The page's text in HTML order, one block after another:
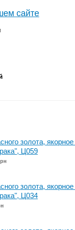
сайте
золота,
Ц059
золота,
Ц034